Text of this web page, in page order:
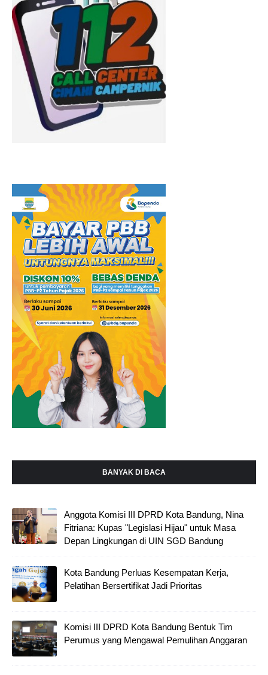
BANYAK DI BACA
Anggota Komisi III DPRD Kota Bandung, Nina
Fitriana: Kupas "Legislasi Hijau" untuk Masa
Depan Lingkungan di UIN SGD Bandung
Kota Bandung Perluas Kesempatan Kerja,
Pelatihan Bersertifikat Jadi Prioritas
Komisi III DPRD Kota Bandung Bentuk Tim
Perumus yang Mengawal Pemulihan Anggaran